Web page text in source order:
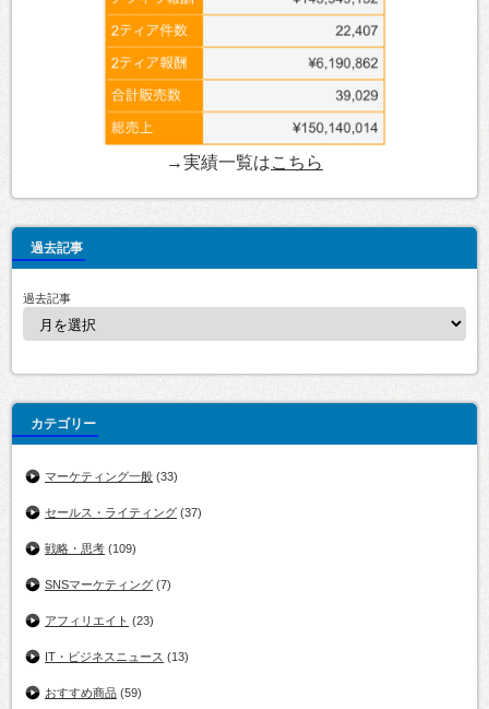
→実績一覧はこちら
過去記事
過去記事
カテゴリー
マーケティング一般 (33)
セールス・ライティング (37)
戦略・思考 (109)
SNSマーケティング (7)
アフィリエイト (23)
IT・ビジネスニュース (13)
おすすめ商品 (59)